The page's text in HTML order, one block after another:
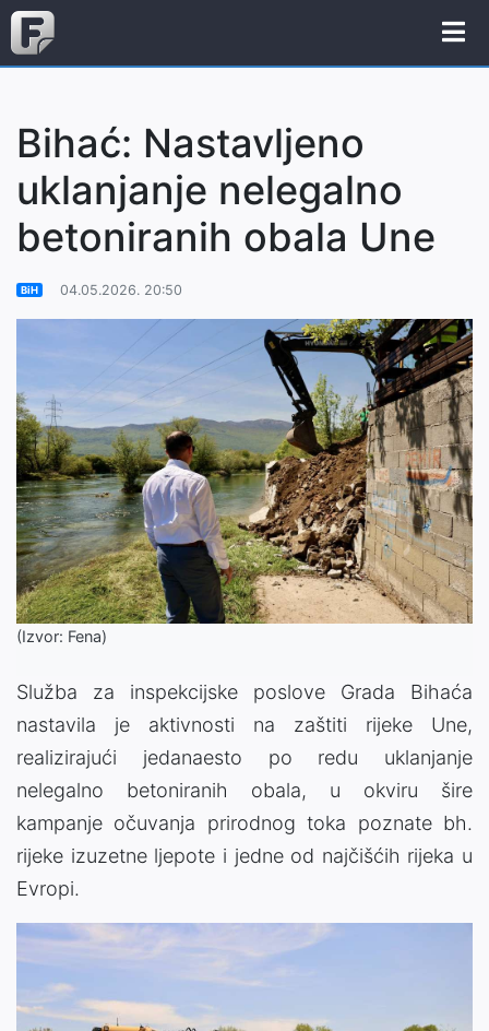
Bihać: Nastavljeno
uklanjanje nelegalno
betoniranih obala Une
BiH 04.05.2026. 20:50
(Izvor: Fena)
Služba za inspekcijske poslove Grada Bihaća
nastavila je aktivnosti na zaštiti rijeke Une,
realizirajući jedanaesto po redu uklanjanje
nelegalno betoniranih obala, u okviru šire
kampanje očuvanja prirodnog toka poznate bh.
rijeke izuzetne ljepote i jedne od najčišćih rijeka u
Evropi.